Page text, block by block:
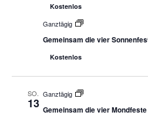
Kostenlos
Ganztägig
Gemeinsam die vier
Kostenlos
SO.
13
Ganztägig
Gemeinsam die vier